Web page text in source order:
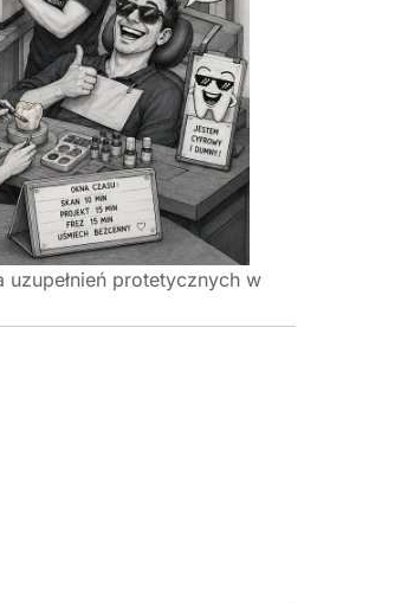
protetycznych w